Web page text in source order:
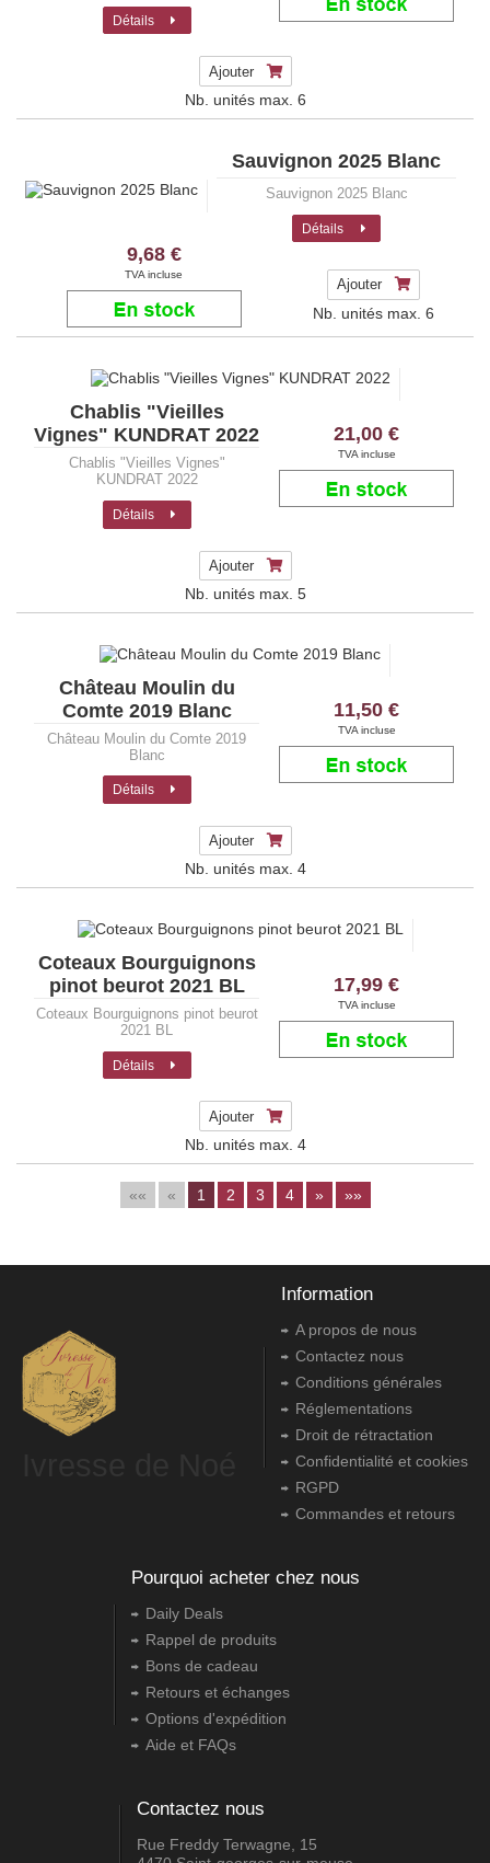
Détails
Ajouter
Nb. unités max. 6
Sauvignon 2025 Blanc
Sauvignon 2025 Blanc
Détails
9,68 €
TVA incluse
Ajouter
Nb. unités max. 6
Chablis "Vieilles
Vignes" KUNDRAT 2022
Chablis "Vieilles Vignes"
KUNDRAT 2022
Détails
21,00 €
TVA incluse
Ajouter
Nb. unités max. 5
Château Moulin du
Comte 2019 Blanc
Château Moulin du Comte 2019
Blanc
Détails
11,50 €
TVA incluse
Ajouter
Nb. unités max. 4
Coteaux Bourguignons
pinot beurot 2021 BL
Coteaux Bourguignons pinot beurot
2021 BL
Détails
17,99 €
TVA incluse
Ajouter
Nb. unités max. 4
«« « 1 2 3 4 » »»
Information
A propos de nous
Contactez nous
Conditions générales
Réglementations
Droit de rétractation
Confidentialité et cookies
RGPD
Commandes et retours
Pourquoi acheter chez nous
Daily Deals
Rappel de produits
Bons de cadeau
Retours et échanges
Options d'expédition
Aide et FAQs
Contactez nous
Rue Freddy Terwagne, 15